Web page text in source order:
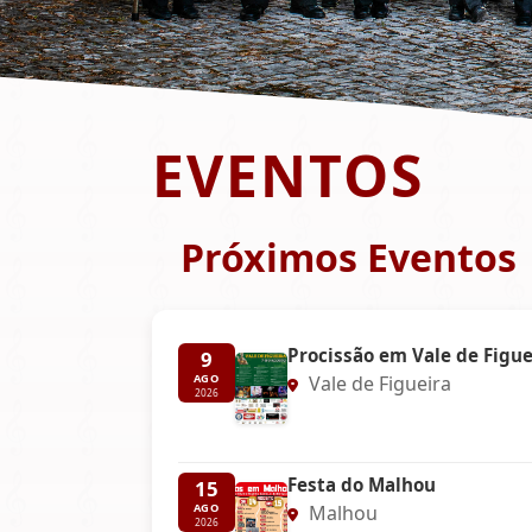
EVENTOS
Próximos Eventos
9
AGO
2026
Procissão em Vale de
Vale de Figueira
15
AGO
2026
Festa do Malhou
Malhou